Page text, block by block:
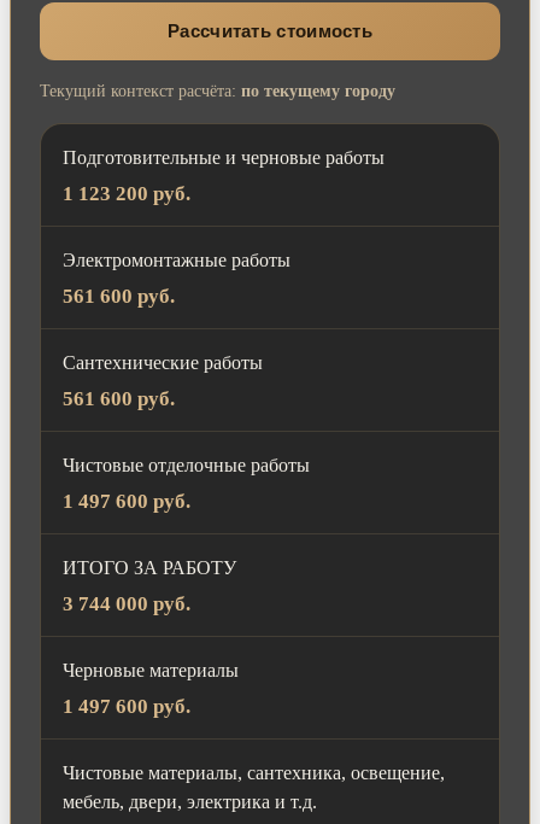
Рассчитать стоимость
Текущий контекст расчёта: по текущему городу
Подготовительные и черновые работы
1 123 200 руб.
Электромонтажные работы
561 600 руб.
Сантехнические работы
561 600 руб.
Чистовые отделочные работы
1 497 600 руб.
ИТОГО ЗА РАБОТУ
3 744 000 руб.
Черновые материалы
1 497 600 руб.
Чистовые материалы, сантехника, освещение,
мебель, двери, электрика и т.д.